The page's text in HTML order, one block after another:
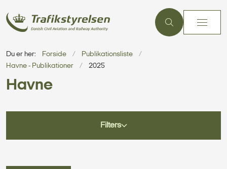
Du er her: Forside
Publikationsliste
Havne - Publikationer
2025
Havne
Filters